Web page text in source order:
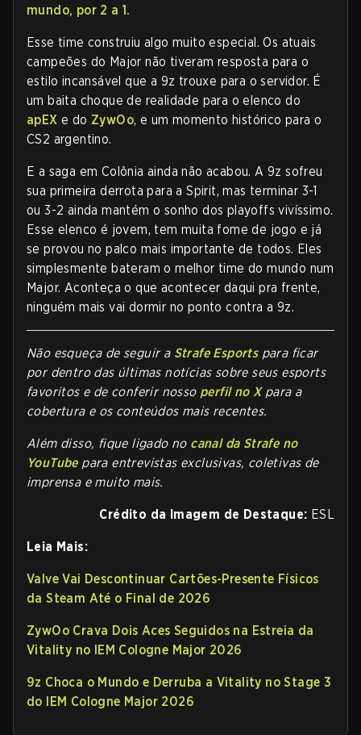
mundo, por 2 a 1.
Esse time construiu algo muito especial. Os atuais
campeões do Major não tiveram resposta para o
estilo incansável que a 9z trouxe para o servidor. É
um baita choque de realidade para o elenco do
apEX e do ZywOo, e um momento histórico para o
CS2 argentino.
E a saga em Colônia ainda não acabou. A 9z sofreu
sua primeira derrota para a Spirit, mas terminar 3-1
ou 3-2 ainda mantém o sonho dos playoffs vivíssimo.
Esse elenco é jovem, tem muita fome de jogo e já
se provou no palco mais importante de todos. Eles
simplesmente bateram o melhor time do mundo num
Major. Aconteça o que acontecer daqui pra frente,
ninguém mais vai dormir no ponto contra a 9z.
Não esqueça de seguir a Strafe Esportspara ficar
por dentro das últimas notícias sobre seus esports
favoritos e de conferir nosso perfil no Xpara a
cobertura e os conteúdos mais recentes.
Além disso, fique ligado no canal da Strafe no
YouTubepara entrevistas exclusivas, coletivas de
imprensa e muito mais.
Crédito da Imagem de Destaque: ESL
Leia Mais:
Valve Vai Descontinuar Cartões-Presente Físicos
da Steam Até o Final de 2026
ZywOo Crava Dois Aces Seguidos na Estreia da
Vitality no IEM Cologne Major 2026
9z Choca o Mundo e Derruba a Vitality no Stage 3
do IEM Cologne Major 2026